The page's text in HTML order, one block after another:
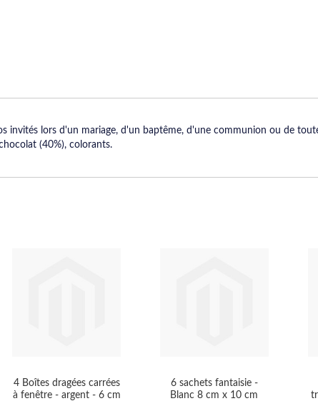
invités lors d'un mariage, d'un baptême, d'une communion ou de
(40%), colorants.
4 Boîtes dragées carrées
à fenêtre - argent - 6 cm
6 sachets fantaisie -
Blanc 8 cm x 10 cm